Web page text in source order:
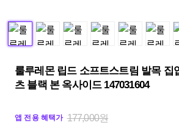
룰루레몬 립드 소프트스트림 발목 집
츠 블랙 본 옥사이드 147031604
앱 전용 혜택가 177,000원